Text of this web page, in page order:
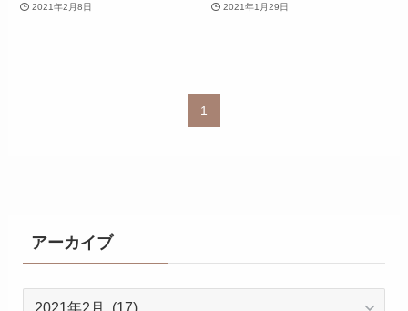
2021年2月8日 2021年1月29日
1
アーカイブ